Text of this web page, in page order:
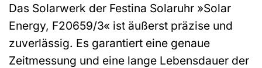
Das Solarwerk der Festina Solaruhr »Solar
Energy, F20659/3« ist äußerst präzise und
zuverlässig. Es garantiert eine genaue
Zeitmessung und eine lange Lebensdauer der